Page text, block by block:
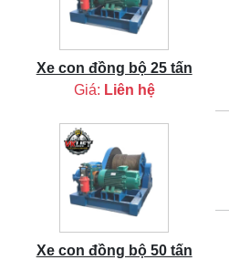
Xe con đồng bộ 25 tấn
Giá: Liên hệ
Xe con đồng bộ 50 tấn